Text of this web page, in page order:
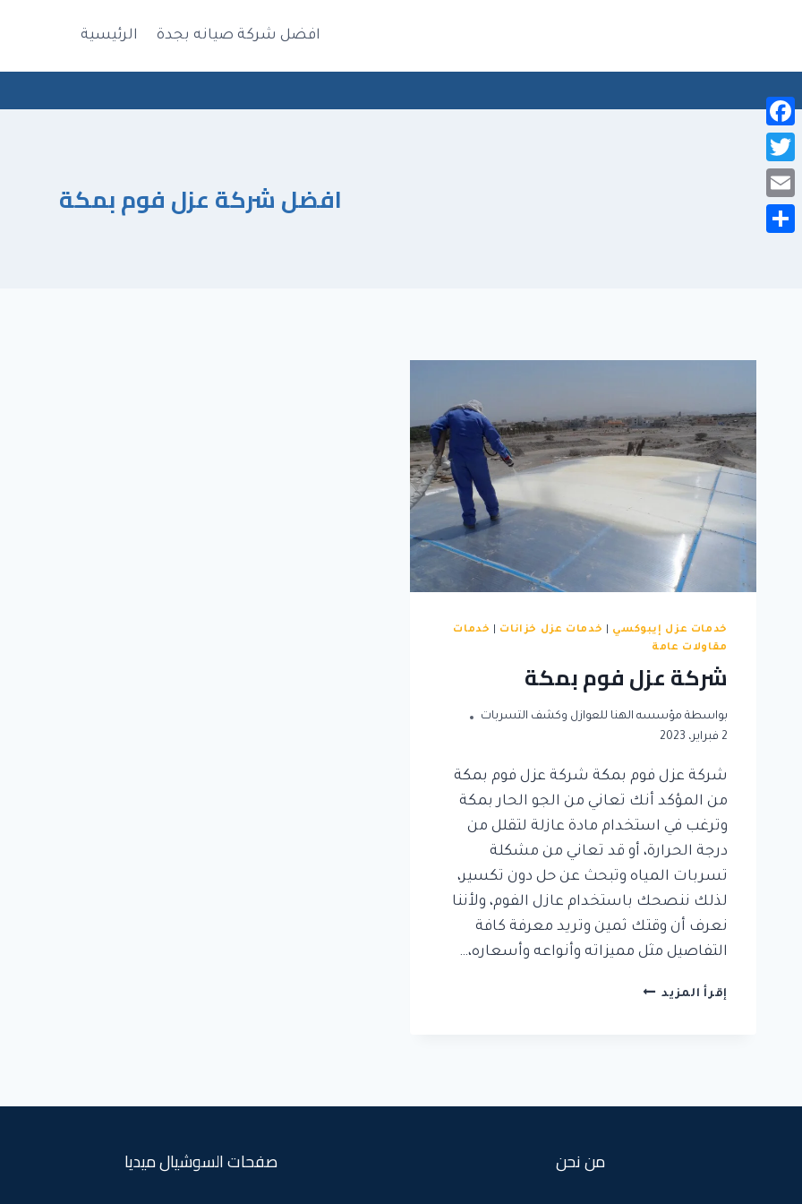
افضل شركة صيانه بجدة الرئيسية
افضل شركة عزل فوم بمكة
خدمات عزل إيبوكسي خدمات عزل خزانات
خدمات
مقاولات عامة
شركة عزل فوم بمكة
بواسطة مؤسسه الهنا للعوازل وكشف التسربات
2 فبراير، 2023
شركة عزل فوم بمكة شركة عزل فوم بمكة
من المؤكد أنك تعاني من الجو الحار بمكة
وترغب في استخدام مادة عازلة لتقلل من
درجة الحرارة، أو قد تعاني من مشكلة
تسربات المياه وتبحث عن حل دون تكسير،
لذلك ننصحك باستخدام عازل الفوم، ولأننا
نعرف أن وقتك ثمين وتريد معرفة كافة
التفاصيل مثل مميزاته وأنواعه وأسعاره،…
إقرأ المزيد شركة
من نحن
صفحات السوشيال ميديا
Facebook
Twitter
Email